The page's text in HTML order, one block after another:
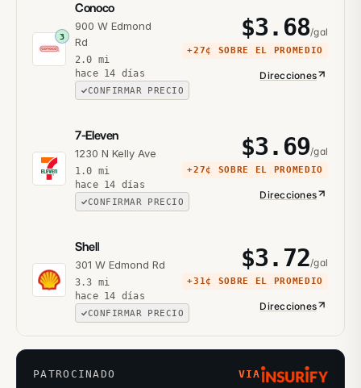
3
Conoco
900 W Edmond
Rd
2.0 mi
hace 14 días
CONFIRMAR PRECIO
$3.68/gal
+27¢ SOBRE EL PROMEDIO
Direcciones
7-Eleven
1230 N Kelly Ave
1.0 mi
hace 14 días
CONFIRMAR PRECIO
$3.69/gal
+27¢ SOBRE EL PROMEDIO
Direcciones
Shell
301 W Edmond Rd
3.3 mi
hace 14 días
CONFIRMAR PRECIO
$3.72/gal
+31¢ SOBRE EL PROMEDIO
Direcciones
PATROCINADO VIA